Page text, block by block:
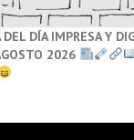
DEL DÍA IMPRESA Y
2026